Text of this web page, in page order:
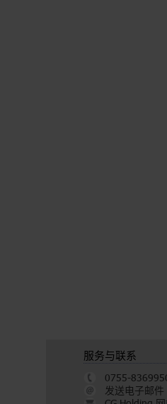
服务与联系
0755-
发送电子邮件